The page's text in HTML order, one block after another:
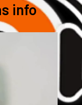
info